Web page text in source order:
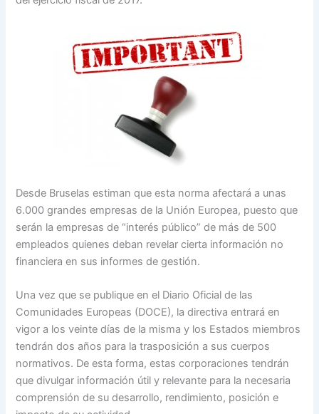
Desde Bruselas estiman que esta norma afectará a unas
6.000 grandes empresas de la Unión Europea, puesto que
serán la empresas de “interés público” de más de 500
empleados quienes deban revelar cierta información no
financiera en sus informes de gestión.
Una vez que se publique en el Diario Oficial de las
Comunidades Europeas (DOCE), la directiva entrará en
vigor a los veinte días de la misma y los Estados miembros
tendrán dos años para la trasposición a sus cuerpos
normativos. De esta forma, estas corporaciones tendrán
que divulgar información útil y relevante para la necesaria
comprensión de su desarrollo, rendimiento, posición e